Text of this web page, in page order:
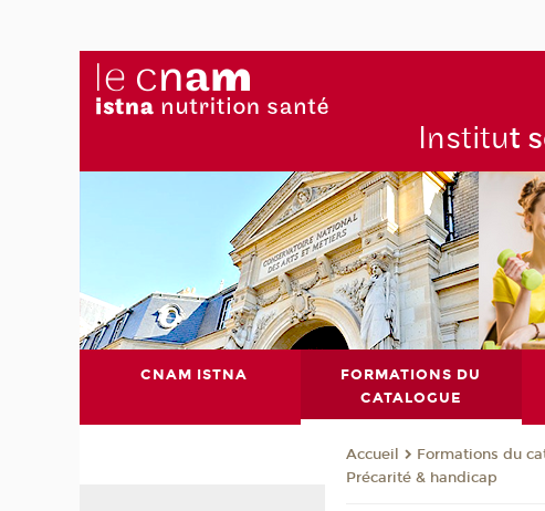
Institut
CNAM ISTNA
FORMATIONS DU
CATALOGUE
Accueil Formations du
Précarité & handicap